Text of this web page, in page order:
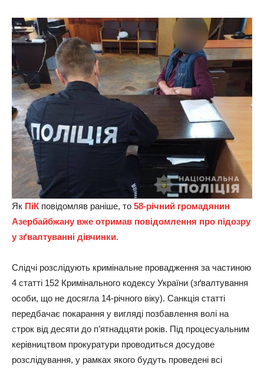
Як ПіК повідомляв раніше, то 58-річний громадянин
Азербайбжану вже отримав повідомлення про підозру
у зґвалтуванні дівчинки.
Слідчі розслідують кримінальне провадження за частиною
4 статті 152 Кримінального кодексу України (зґвалтування
особи, що не досягла 14-річного віку). Санкція статті
передбачає покарання у вигляді позбавлення волі на
строк від десяти до п’ятнадцяти років. Під процесуальним
керівництвом прокуратури проводиться досудове
розслідування, у рамках якого будуть проведені всі